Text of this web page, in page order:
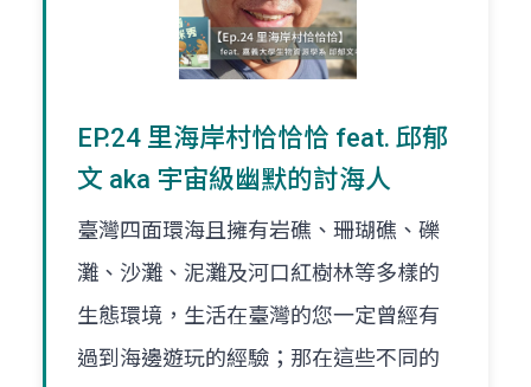
EP.24 里海岸村恰恰恰 feat. 邱郁
文 aka 宇宙級幽默的討海人
臺灣四面環海且擁有岩礁、珊瑚礁、礫
灘、沙灘、泥灘及河口紅樹林等多樣的
生態環境，生活在臺灣的您一定曾經有
過到海邊遊玩的經驗；那在這些不同的